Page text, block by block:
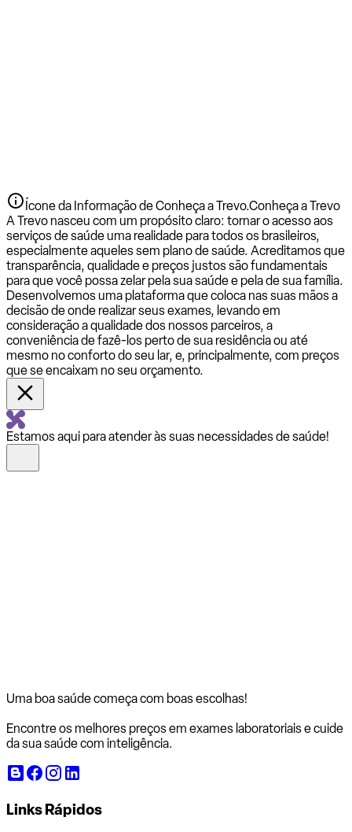
Ícone da Informação de Conheça a Trevo.Conheça a Trevo
A Trevo nasceu com um propósito claro: tornar o acesso aos
serviços de saúde uma realidade para todos os brasileiros,
especialmente aqueles sem plano de saúde. Acreditamos que
transparência, qualidade e preços justos são fundamentais
para que você possa zelar pela sua saúde e pela de sua família.
Desenvolvemos uma plataforma que coloca nas suas mãos a
decisão de onde realizar seus exames, levando em
consideração a qualidade dos nossos parceiros, a
conveniência de fazê-los perto de sua residência ou até
mesmo no conforto do seu lar, e, principalmente, com preços
que se encaixam no seu orçamento.
Estamos aqui para atender às suas necessidades de saúde!
Uma boa saúde começa com boas escolhas!
Encontre os melhores preços em exames laboratoriais e cuide
da sua saúde com inteligência.
Links Rápidos